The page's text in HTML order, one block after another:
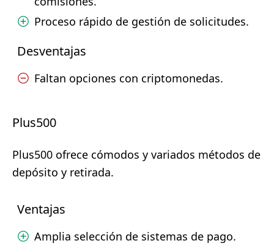
Proceso rápido de gestión de solicitudes.
Desventajas
Faltan opciones con criptomonedas.
Plus500
Plus500 ofrece cómodos y variados métodos de
depósito y retirada.
Ventajas
Amplia selección de sistemas de pago.